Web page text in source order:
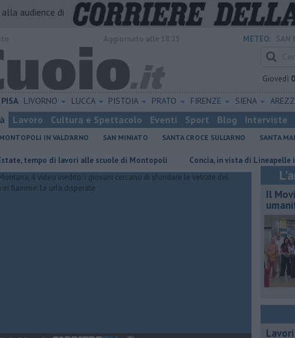
audience di
METEO:
Giovedì
PISA LIVORNO LUCCA PISTOIA PRATO FIRENZE SIENA
Lavoro Cultura e Spettacolo Eventi Sport Blog Interviste
MONTOPOLI IN VALD'ARNO SAN MINIATO SANTA CROCE SULL'ARNO SANTA
di lavori alle scuole di Montopoli Concia, in vista di Lineapelle il distretto
Il